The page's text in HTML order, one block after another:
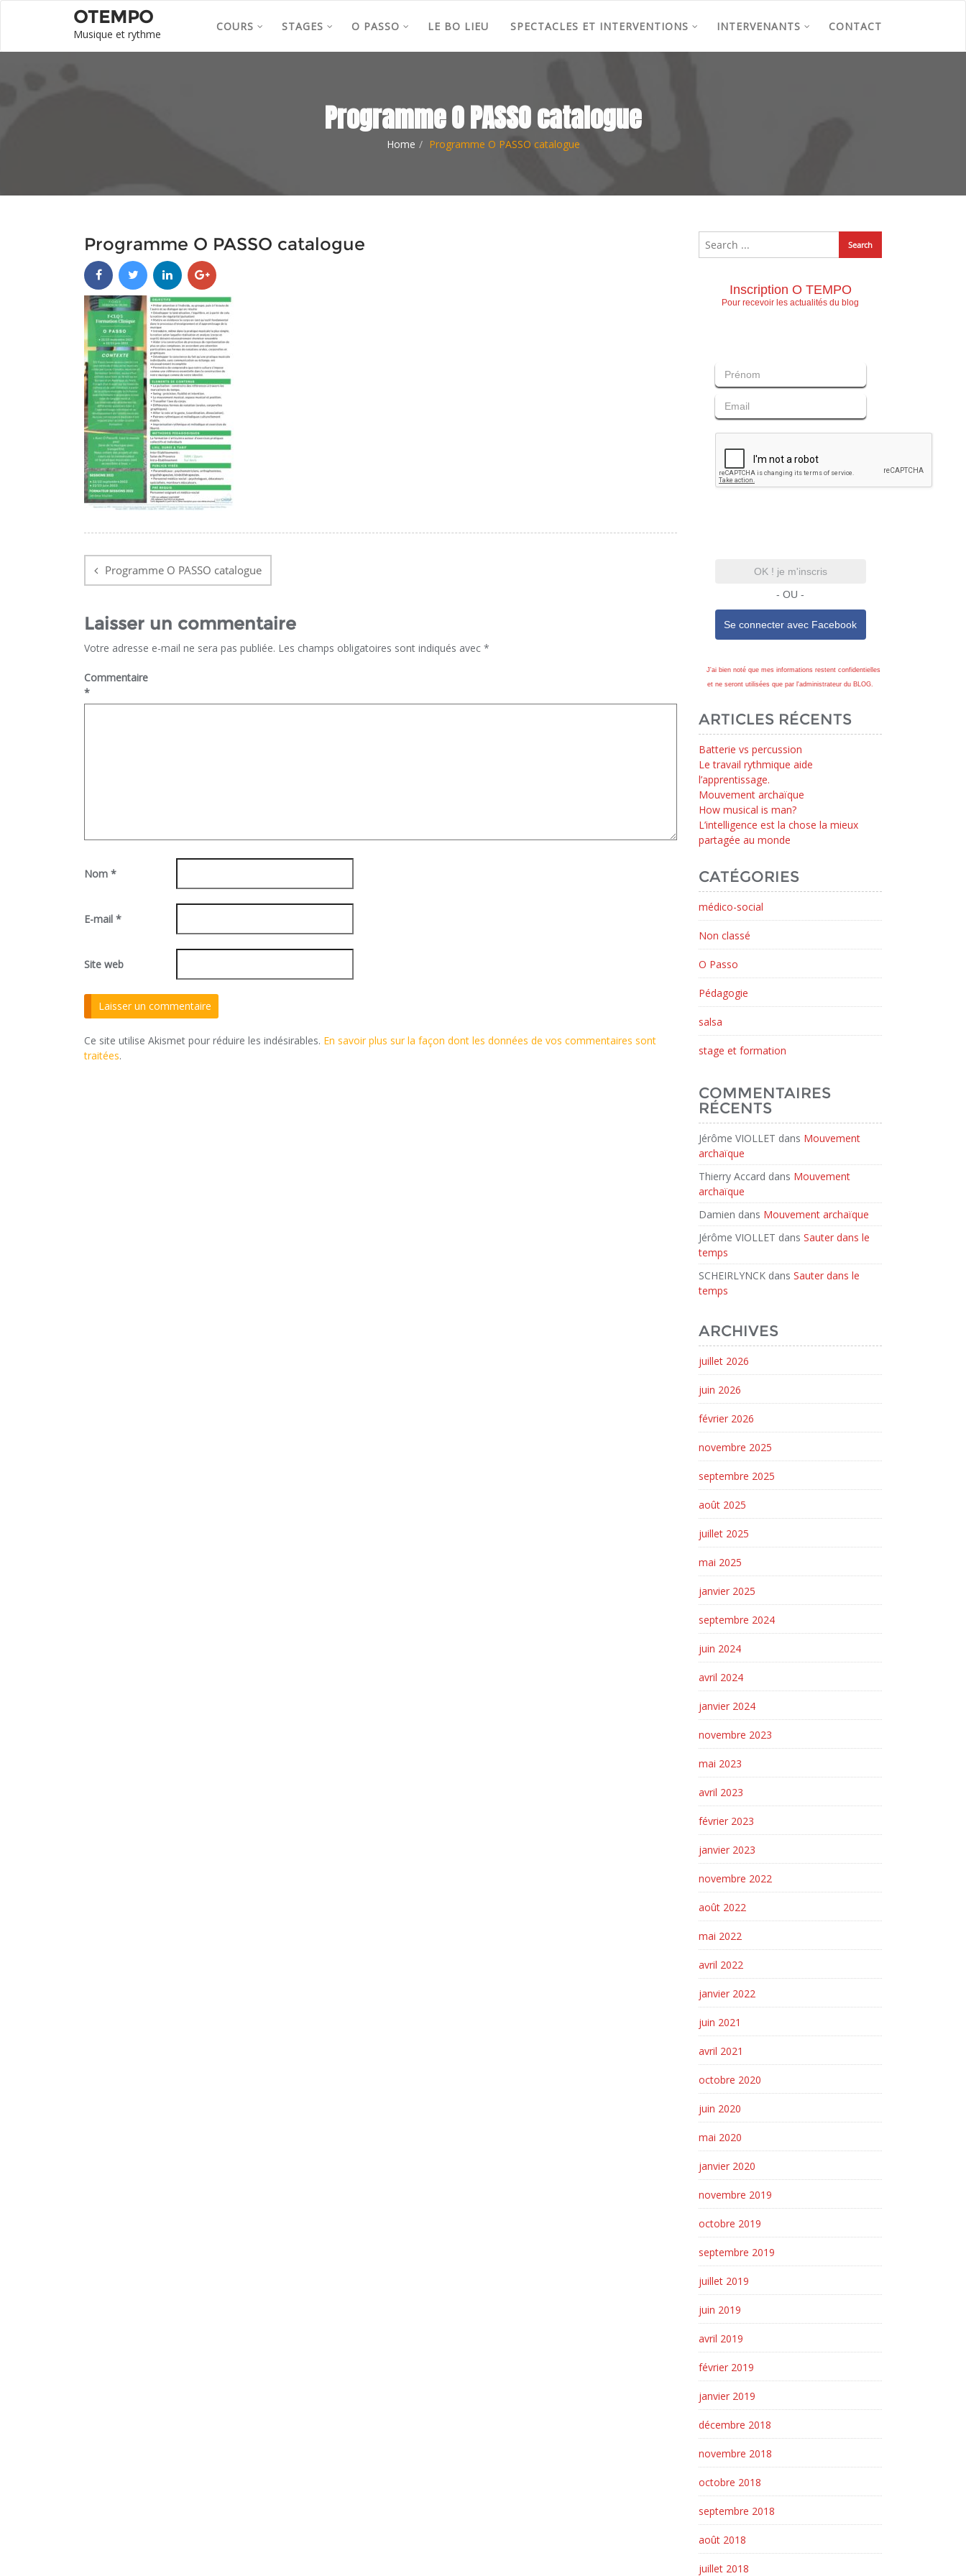
OTEMPO
Musique et rythme
COURS STAGES O PASSO LE BO LIEU SPECTACLES ET INTERVENTIONS INTERVENANTS CONTACT
Programme O PASSO catalogue
Home Programme O PASSO catalogue
Programme O PASSO catalogue
deProgramme O PASSO catalogue
Laisser un commentaire
Votre adresse e-mail ne sera pas publiée. Les champs obligatoires sont indiqués avec *
Commentaire
*
Nom *
E-mail *
Site web
Ce site utilise Akismet pour réduire les indésirables. En savoir plus sur la façon dont les données de vos commentaires sont
traitées.
Inscription O TEMPO
Pour recevoir les actualités du blog
OK ! je m'inscris
- OU -
Se connecter avec Facebook
J'ai bien noté que mes informations restent confidentielles
et ne seront utilisées que par l'administrateur du BLOG.
ARTICLES RÉCENTS
Batterie vs percussion
Le travail rythmique aide
l’apprentissage.
Mouvement archaïque
How musical is man?
L’intelligence est la chose la mieux
partagée au monde
CATÉGORIES
médico-social
Non classé
O Passo
Pédagogie
salsa
stage et formation
COMMENTAIRES
RÉCENTS
Jérôme VIOLLET dans Mouvement
archaïque
Thierry Accard dans Mouvement
archaïque
Damien dans Mouvement archaïque
Jérôme VIOLLET dans Sauter dans le
temps
SCHEIRLYNCK dans Sauter dans le
temps
ARCHIVES
juillet 2026
juin 2026
février 2026
novembre 2025
septembre 2025
août 2025
juillet 2025
mai 2025
janvier 2025
septembre 2024
juin 2024
avril 2024
janvier 2024
novembre 2023
mai 2023
avril 2023
février 2023
janvier 2023
novembre 2022
août 2022
mai 2022
avril 2022
janvier 2022
juin 2021
avril 2021
octobre 2020
juin 2020
mai 2020
janvier 2020
novembre 2019
octobre 2019
septembre 2019
juillet 2019
juin 2019
avril 2019
février 2019
janvier 2019
décembre 2018
novembre 2018
octobre 2018
septembre 2018
août 2018
juillet 2018